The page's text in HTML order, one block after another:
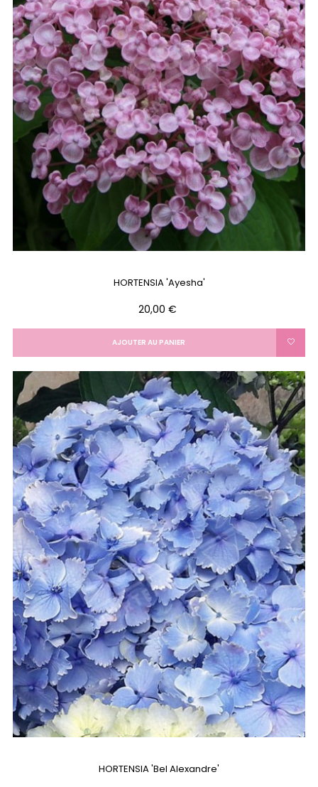
HORTENSIA 'Ayesha'
Prix
20,00 €
AJOUTER AU PANIER
HORTENSIA 'Bel Alexandre'